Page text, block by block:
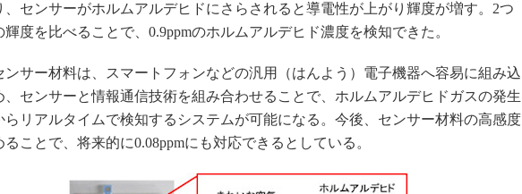
、センサーがホルムアルデヒドにさらされると導電性が上がり輝度が増す。2つ
度を比べることで、0.9ppmのホルムアルデヒド濃度を検知できた。
サー材料は、スマートフォンなどの汎用（はんよう）電子機器へ容易に組み込
、センサーと情報通信技術を組み合わせることで、ホルムアルデヒドガスの発生
らリアルタイムで検知するシステムが可能になる。今後、センサー材料の高感度
ることで、将来的に0.08ppmにも対応できるとしている。